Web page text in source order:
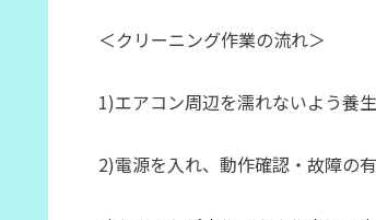
＜クリーニング作業の流れ＞
1)エアコン周辺を濡れないよう養生
2)電源を入れ、動作確認・故障の